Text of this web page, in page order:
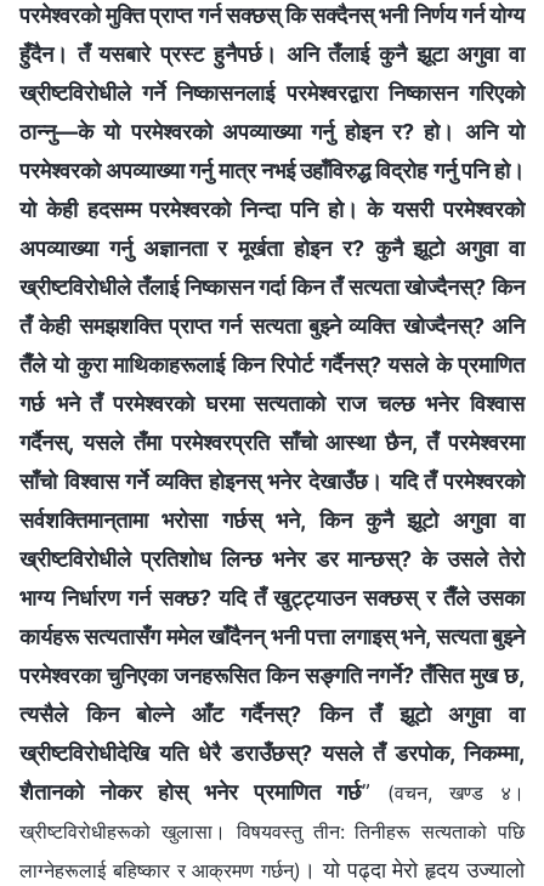
परमेश्वरको मुक्ति प्राप्त गर्न सक्छस् कि सक्दैनस् भनी निर्णय गर्न योग्य
हुँदैन। तँ यसबारे प्रस्ट हुनैपर्छ। अनि तँलाई कुनै झूटा अगुवा वा
ख्रीष्टविरोधीले गर्ने निष्कासनलाई परमेश्वरद्वारा निष्कासन गरिएको
ठान्नु—के यो परमेश्वरको अपव्याख्या गर्नु होइन र? हो। अनि यो
परमेश्वरको अपव्याख्या गर्नु मात्र नभई उहाँविरुद्ध विद्रोह गर्नु पनि हो।
यो केही हदसम्म परमेश्वरको निन्दा पनि हो। के यसरी परमेश्वरको
अपव्याख्या गर्नु अज्ञानता र मूर्खता होइन र? कुनै झूटो अगुवा वा
ख्रीष्टविरोधीले तँलाई निष्कासन गर्दा किन तँ सत्यता खोज्दैनस्? किन
तँ केही समझशक्ति प्राप्त गर्न सत्यता बुझ्ने व्यक्ति खोज्दैनस्? अनि
तैँले यो कुरा माथिकाहरूलाई किन रिपोर्ट गर्दैनस्? यसले के प्रमाणित
गर्छ भने तँ परमेश्वरको घरमा सत्यताको राज चल्छ भनेर विश्वास
गर्दैनस्, यसले तँमा परमेश्वरप्रति साँचो आस्था छैन, तँ परमेश्वरमा
साँचो विश्वास गर्ने व्यक्ति होइनस् भनेर देखाउँछ। यदि तँ परमेश्वरको
सर्वशक्तिमान्‌तामा भरोसा गर्छस् भने, किन कुनै झूटो अगुवा वा
ख्रीष्टविरोधीले प्रतिशोध लिन्छ भनेर डर मान्छस्? के उसले तेरो
भाग्य निर्धारण गर्न सक्छ? यदि तँ खुट्ट्याउन सक्छस् र तैँले उसका
कार्यहरू सत्यतासँग ममेल खाँदैनन् भनी पत्ता लगाइस् भने, सत्यता बुझ्ने
परमेश्वरका चुनिएका जनहरूसित किन सङ्गति नगर्ने? तँसित मुख छ,
त्यसैले किन बोल्ने आँट गर्दैनस्? किन तँ झूटो अगुवा वा
ख्रीष्टविरोधीदेखि यति धेरै डराउँछस्? यसले तँ डरपोक, निकम्मा,
शैतानको नोकर होस् भनेर प्रमाणित गर्छ” (वचन, खण्ड ४।
ख्रीष्टविरोधीहरूको खुलासा। विषयवस्तु तीन: तिनीहरू सत्यताको पछि
लाग्नेहरूलाई बहिष्कार र आक्रमण गर्छन्) । यो पढ्दा मेरो हृदय उज्यालो